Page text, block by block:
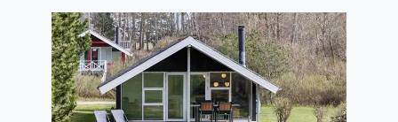
dem wiederum die Sofaecke platziert ist. Dies
bedeutet, dass du selbst bei der Zubereitung der
täglichen Mahlzeiten die Nähe und Gesellschaft deiner
Lieben genießt und zudem einen guten Überblick über
den gesamten Raum und die Terrasse hast. Die großen
bodentiefen Fenster gewähren einen tollen